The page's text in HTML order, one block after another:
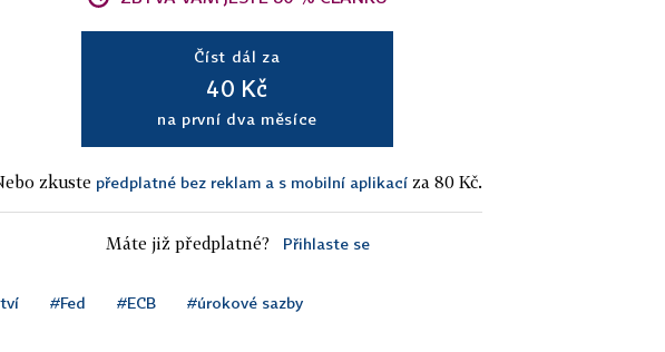
Číst dál za
40 Kč
na první dva měsíce
zkuste předplatné bez reklam a s mobilní aplikací za 80 Kč.
Máte již předplatné? Přihlaste se
#Fed #ECB #úrokové sazby